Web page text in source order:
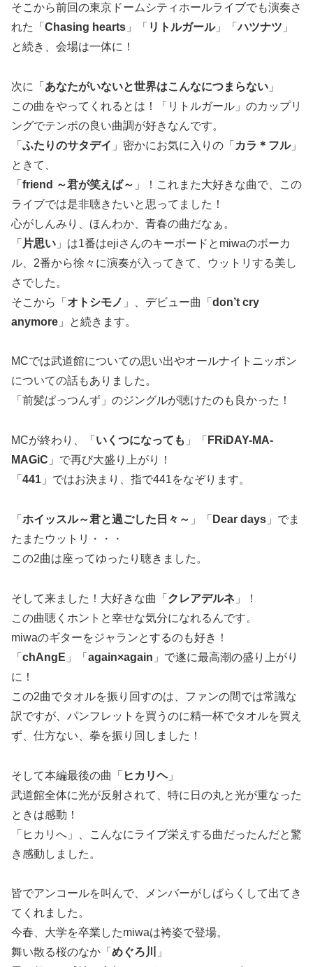
そこから前回の東京ドームシティホールライブでも演奏さ
れた「 Chasing hearts 」「 リトルガール」「ハツナツ 」
と続き、会場は一体に！
次に「 あなたがいないと世界はこんなにつまらない 」
この曲をやってくれるとは！「リトルガール」のカップリ
ングでテンポの良い曲調が好きなんです。
「 ふたりのサタデイ 」密かにお気に入りの「 カラ＊フル」
ときて、
「 friend ～君が笑えば～ 」！これまた大好きな曲で、この
ライブでは是非聴きたいと思ってました！
心がしんみり、ほんわか、青春の曲だなぁ。
「 片思い 」は1番はejiさんのキーボードとmiwaのボーカ
ル、2番から徐々に演奏が入ってきて、ウットリする美し
さでした。
そこから「 オトシモノ 」、デビュー曲「 don’t cry
anymore 」と続きます。
MCでは武道館についての思い出やオールナイトニッポン
についての話もありました。
「前髪ぱっつんず」のジングルが聴けたのも良かった！
MCが終わり、「 いくつになっても 」「 FRiDAY-MA-
MAGiC 」で再び大盛り上がり！
「 441 」ではお決まり、指で441をなぞります。
「 ホイッスル～君と過ごした日々～ 」「 Dear days 」でま
たまたウットリ・・・
この2曲は座ってゆったり聴きました。
そして来ました！大好きな曲「 クレアデルネ 」！
この曲聴くホントと幸せな気分になれるんです。
miwaのギターをジャランとするのも好き！
「 chAngE 」「 again×again 」で遂に最高潮の盛り上がり
に！
この2曲でタオルを振り回すのは、ファンの間では常識な
訳ですが、パンフレットを買うのに精一杯でタオルを買え
ず、仕方ない、拳を振り回しました！
そして本編最後の曲「 ヒカリヘ」
武道館全体に光が反射されて、特に日の丸と光が重なった
ときは感動！
「ヒカリへ」、こんなにライブ栄えする曲だったんだと驚
き感動しました。
皆でアンコールを叫んで、メンバーがしばらくして出てき
てくれました。
今春、大学を卒業したmiwaは袴姿で登場。
舞い散る桜のなか「 めぐろ川
」